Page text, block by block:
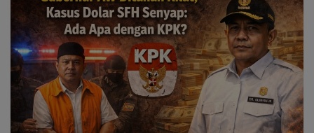
Peristiwa
Daerah
Pemerintah